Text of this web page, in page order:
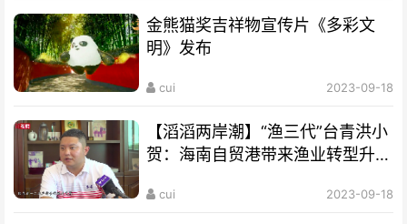
金熊猫奖吉祥物宣传片《多彩文
明》发布
cui 2023-09-18
【滔滔两岸潮】“渔三代”台青洪小
贺：海南自贸港带来渔业转型升级
cui 2023-09-18